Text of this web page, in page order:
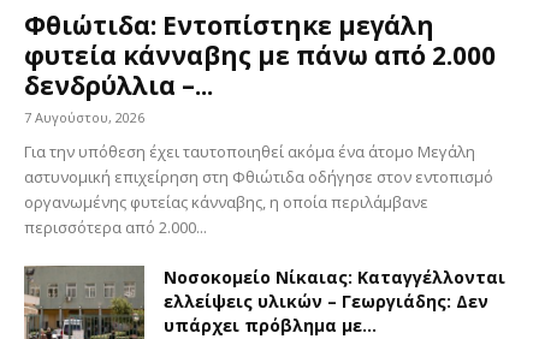
Φθιώτιδα: Εντοπίστηκε μεγάλη
φυτεία κάνναβης με πάνω από 2.000
δενδρύλλια –...
7 Αυγούστου, 2026
Για την υπόθεση έχει ταυτοποιηθεί ακόμα ένα άτομο Μεγάλη
αστυνομική επιχείρηση στη Φθιώτιδα οδήγησε στον εντοπισμό
οργανωμένης φυτείας κάνναβης, η οποία περιλάμβανε
περισσότερα από 2.000...
Νοσοκομείο Νίκαιας: Καταγγέλλονται
ελλείψεις υλικών – Γεωργιάδης: Δεν
υπάρχει πρόβλημα με...